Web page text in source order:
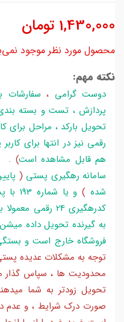
1,430,000 تومان
محصول مورد نظر موجود
نکته مهم:
دوست گرامی ،سفارشات
پردازش ، تست و بسته
رقمی نیز در انتها برای
هم قابل مشاهده است)
.
سامانه رهگیری پستی (
شده )
و یا
به گیرنده تحویل داده
فروشگاه خارج است و
توجه به مشکلات عدیده
محدودیت ها ، سپاس گذار
تحویل زودتر به شما
صورت درک شرایط ، و عدم